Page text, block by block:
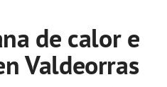
de calor e
Valdeorras